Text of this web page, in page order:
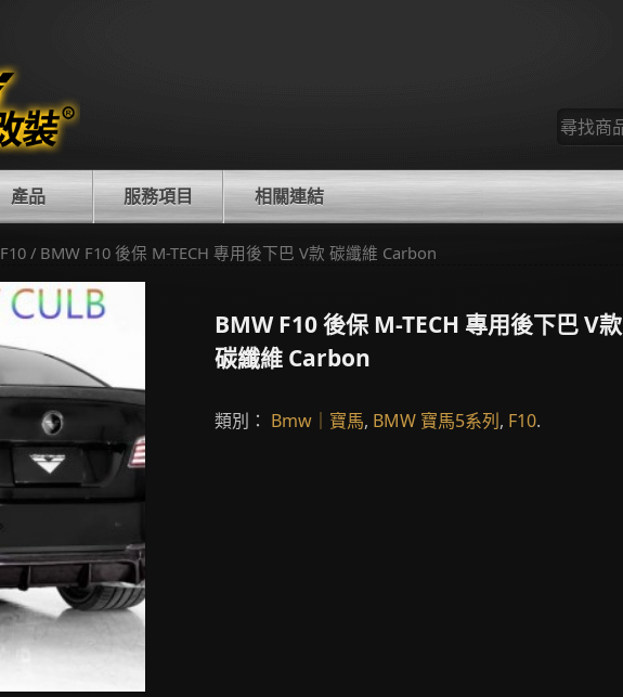
尋
找：
產品 服務項目 相關連結
F10 / BMW F10 後保 M-TECH 專用後下巴 V款 碳纖維 Carbon
BMW F10 後保 M-TECH 專用後下巴 V款
碳纖維 Carbon
類別： Bmw｜寶馬, BMW 寶馬5系列, F10.